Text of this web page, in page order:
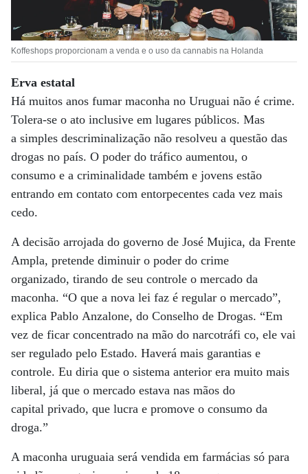
Koffeshops proporcionam a venda e o uso da cannabis na Holanda
Erva estatal
Há muitos anos fumar maconha no Uruguai não é crime.
Tolera-se o ato inclusive em lugares públicos. Mas
a simples descriminalização não resolveu a questão das
drogas no país. O poder do tráfico aumentou, o
consumo e a criminalidade também e jovens estão
entrando em contato com entorpecentes cada vez mais
cedo.
A decisão arrojada do governo de José Mujica, da Frente
Ampla, pretende diminuir o poder do crime
organizado, tirando de seu controle o mercado da
maconha. “O que a nova lei faz é regular o mercado”,
explica Pablo Anzalone, do Conselho de Drogas. “Em
vez de ficar concentrado na mão do narcotráfi co, ele vai
ser regulado pelo Estado. Haverá mais garantias e
controle. Eu diria que o sistema anterior era muito mais
liberal, já que o mercado estava nas mãos do
capital privado, que lucra e promove o consumo da
droga.”
A maconha uruguaia será vendida em farmácias só para